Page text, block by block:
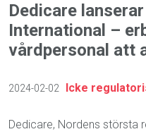
Dedicare
International –
vårdpersonal att
2024-02-02 Icke
Dedicare, Nordens största